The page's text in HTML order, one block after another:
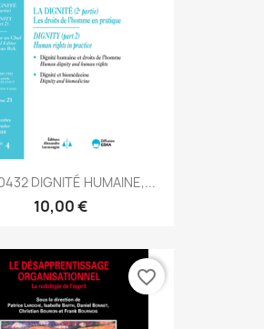
DIGNITÉ HUMAINE,...
10,00 €
favorite_border